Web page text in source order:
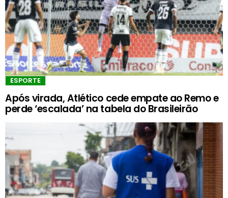
ESPORTE
Após virada, Atlético cede empate ao Remo e
perde ‘escalada’ na tabela do Brasileirão